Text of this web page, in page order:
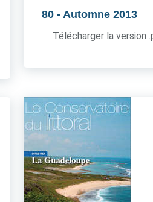
80 - Automne 2013
Télécharger la version